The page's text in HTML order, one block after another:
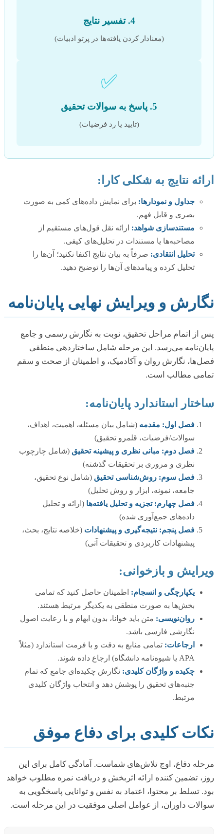
4. تفسیر نتایج
(معنادار کردن یافته‌ها در پرتو ادبیات)
✅
5. پاسخ به سوالات تحقیق
(تایید یا رد فرضیات)
ارائه نتایج به شکلی کارا:
جداول و نمودارها: برای نمایش داده‌های کمی به صورت
بصری و قابل فهم.
مستندسازی شواهد: ارائه نقل قول‌های مستقیم از
مصاحبه‌ها یا مستندات در تحلیل‌های کیفی.
تحلیل انتقادی: صرفاً به بیان نتایج اکتفا نکنید؛ آن‌ها را
تحلیل کرده و پیامدهای آن‌ها را توضیح دهید.
نگارش و ویرایش نهایی پایان‌نامه
پس از اتمام مراحل تحقیق، نوبت به نگارش رسمی و جامع
پایان‌نامه می‌رسد. این مرحله شامل ساختاردهی منطقی
فصل‌ها، نگارش روان و آکادمیک، و اطمینان از صحت و سقم
تمامی مطالب است.
ساختار استاندارد پایان‌نامه:
فصل اول: مقدمه (شامل بیان مسئله، اهمیت، اهداف،
سوالات/فرضیات، قلمرو تحقیق)
فصل دوم: مبانی نظری و پیشینه تحقیق (شامل چارچوب
نظری و مروری بر تحقیقات گذشته)
فصل سوم: روش‌شناسی تحقیق (شامل نوع تحقیق،
جامعه، نمونه، ابزار و روش تحلیل)
فصل چهارم: تجزیه و تحلیل یافته‌ها (ارائه و تحلیل
داده‌های جمع‌آوری شده)
فصل پنجم: نتیجه‌گیری و پیشنهادات (خلاصه نتایج، بحث،
پیشنهادات کاربردی و تحقیقات آتی)
ویرایش و بازخوانی:
یکپارچگی و انسجام: اطمینان حاصل کنید که تمامی
بخش‌ها به صورت منطقی به یکدیگر مرتبط هستند.
روان‌نویسی: متن باید خوانا، بدون ابهام و با رعایت اصول
نگارشی فارسی باشد.
ارجاعات: تمامی منابع به دقت و با فرمت استاندارد (مثلاً
APA یا شیوه‌نامه دانشگاه) ارجاع داده شوند.
چکیده و واژگان کلیدی: نگارش چکیده‌ای جامع که تمام
جنبه‌های تحقیق را پوشش دهد و انتخاب واژگان کلیدی
مرتبط.
نکات کلیدی برای دفاع موفق
مرحله دفاع، اوج تلاش‌های شماست. آمادگی کامل برای این
روز، تضمین کننده ارائه اثربخش و دریافت نمره مطلوب خواهد
بود. تسلط بر محتوا، اعتماد به نفس و توانایی پاسخگویی به
سوالات داوران، از عوامل اصلی موفقیت در این مرحله است.